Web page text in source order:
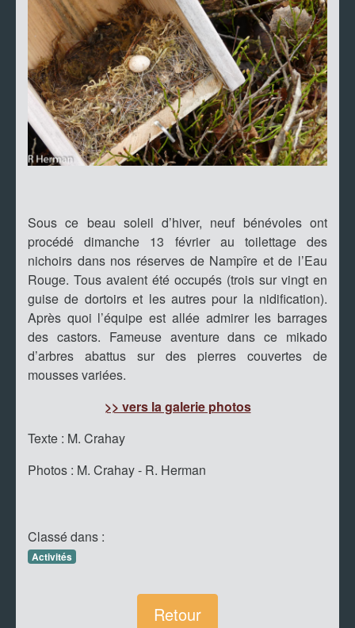
Sous ce beau soleil d’hiver, neuf bénévoles ont
procédé dimanche 13 février au toilettage des
nichoirs dans nos réserves de Nampîre et de l’Eau
Rouge. Tous avaient été occupés (trois sur vingt en
guise de dortoirs et les autres pour la nidification).
Après quoi l’équipe est allée admirer les barrages
des castors. Fameuse aventure dans ce mikado
d’arbres abattus sur des pierres couvertes de
mousses variées.
>> vers la galerie photos
Texte : M. Crahay
Photos : M. Crahay - R. Herman
Classé dans :
Activités
Retour